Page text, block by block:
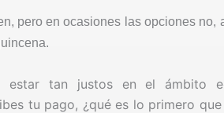
pero en ocasiones las opciones
estar tan justos en el ámbito
tu pago, ¿qué es lo primero